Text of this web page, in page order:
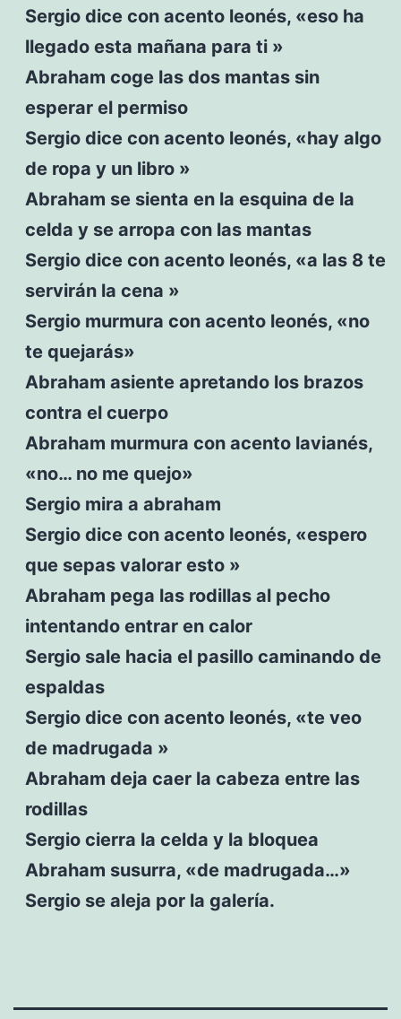
Sergio dice con acento leonés, «eso ha
llegado esta mañana para ti »
Abraham coge las dos mantas sin
esperar el permiso
Sergio dice con acento leonés, «hay algo
de ropa y un libro »
Abraham se sienta en la esquina de la
celda y se arropa con las mantas
Sergio dice con acento leonés, «a las 8 te
servirán la cena »
Sergio murmura con acento leonés, «no
te quejarás»
Abraham asiente apretando los brazos
contra el cuerpo
Abraham murmura con acento lavianés,
«no… no me quejo»
Sergio mira a abraham
Sergio dice con acento leonés, «espero
que sepas valorar esto »
Abraham pega las rodillas al pecho
intentando entrar en calor
Sergio sale hacia el pasillo caminando de
espaldas
Sergio dice con acento leonés, «te veo
de madrugada »
Abraham deja caer la cabeza entre las
rodillas
Sergio cierra la celda y la bloquea
Abraham susurra, «de madrugada…»
Sergio se aleja por la galería.